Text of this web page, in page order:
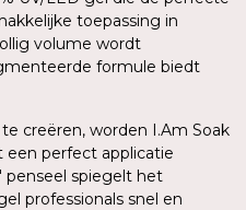
toepassing in
volume wordt
formule biedt
creëren, worden I.Am Soak
een perfect applicatie
penseel spiegelt het
professionals snel en